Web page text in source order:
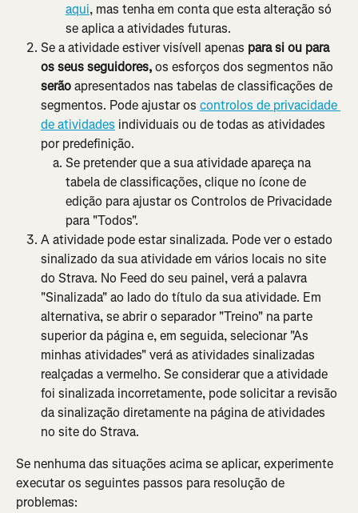
aqui, mas tenha em conta que esta alteração só
se aplica a atividades futuras.
Se a atividade estiver visívell apenas para si ou para
os seus seguidores, os esforços dos segmentos não
serão apresentados nas tabelas de classificações de
segmentos. Pode ajustar os controlos de privacidade
de atividades individuais ou de todas as atividades
por predefinição.
Se pretender que a sua atividade apareça na
tabela de classificações, clique no ícone de
edição para ajustar os Controlos de Privacidade
para "Todos".
A atividade pode estar sinalizada. Pode ver o estado
sinalizado da sua atividade em vários locais no site
do Strava. No Feed do seu painel, verá a palavra
"Sinalizada" ao lado do título da sua atividade. Em
alternativa, se abrir o separador "Treino" na parte
superior da página e, em seguida, selecionar "As
minhas atividades" verá as atividades sinalizadas
realçadas a vermelho. Se considerar que a atividade
foi sinalizada incorretamente, pode solicitar a revisão
da sinalização diretamente na página de atividades
no site do Strava.
Se nenhuma das situações acima se aplicar, experimente
executar os seguintes passos para resolução de
problemas: